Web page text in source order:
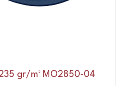
gr/m² MO2850-04